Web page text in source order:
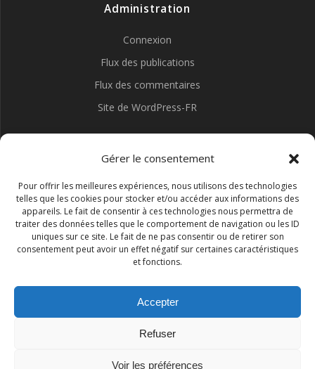
Gérer le consentement
Pour offrir les meilleures expériences, nous utilisons des technologies
telles que les cookies pour stocker et/ou accéder aux informations des
appareils. Le fait de consentir à ces technologies nous permettra de
traiter des données telles que le comportement de navigation ou les ID
uniques sur ce site. Le fait de ne pas consentir ou de retirer son
consentement peut avoir un effet négatif sur certaines caractéristiques
et fonctions.
Accepter
Refuser
Voir les préférences
Administration
Connexion
Flux des publications
Flux des commentaires
Site de WordPress-FR
Association I.S.R.A.A.